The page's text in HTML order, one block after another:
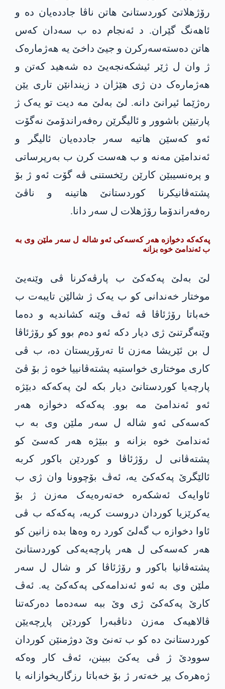
رۆژهلاتێ کوردستانێ هاتن ناڤا جاددەیان دە و
ئاهەنگ گێران. د ئەنجام دە ب سەدان کەس
هاتن دەستەسەرکرن و جیێ داخێ یە هەژمارەک
ژ وان ل ژێر ئیشکەنجەیێ دە شەهید کەتن و
هەژمارەک دن ژی هێژان د زیندانێن تاری یێن
رەژێما ئیرانێ دانە. لێ بەلێ مە دیت تو یەک ژ
پارتیێن باشوور و ئالیگرێن رەفەراندۆمێ نەگۆت
ئەو کەسێن هاتیە سەر جاددەیان ئالیگر و
ئەندامێن مەنە و ب هەست کرن ب بەرپرساتی
و پرەنسیبێن کارێن رێخستنی ڤە گۆت ئەو ژ بۆ
پشتەڤانیکرنا کوردستانێ هاتینە و ناڤێ
رەفەراندۆما رۆژهلات ل سەر دانا.
پەکەکە دخوازە هەر کەسەکی ئەو شالە ل سەر ملێن وی بە
ب ئەندامێ خوە بزانە
لێ بەلێ پەکەکێ ب پارڤەکرنا ڤی وێنەیێ
موختار خەندانی کو ب یەک ژ شالێن تایبەت ب
خەباتا رۆژئاڤا ڤە ئەڤ وێنە کشاندیە و دەما
وێنەگرتنێ ژی دیار دکە ئەو دەم بوو کو رۆژئاڤا
ل بن ئێریشا مەزن ئا تەرۆریستان دە، ب ڤی
کاری موختاری خواستیە پشتەڤانییا خوە ژ بۆ ڤێ
پارچەیا کوردستانێ دیار بکە لێ پەکەکە دبێژە
ئەو ئەندامێ مە بوو. پەکەکە دخوازە هەر
کەسەکی ئەو شالە ل سەر ملێن وی بە ب
ئەندامێ خوە بزانە و ببێژە هەر کەسێ کو
پشتەڤانی ل رۆژئاڤا و کوردێن باکور کربە
ئالێگرێ پەکەکێ یە، ئەڤ بۆچوونا وان ژی ب
ئاوایەک ئەشکەرە خەتەرەیەک مەزن ژ بۆ
یەکرێزیا کوردان دروست کریە، پەکەکە ب ڤی
ئاوا دخوازە ب گەلێ کورد رە وەها بدە زانین کو
هەر کەسەکی ل هەر پارچەیەکی کوردستانێ
پشتەڤانیا باکور و رۆژئاڤا کر و شال ل سەر
ملێن وی بە ئەو ئەندامەکی پەکەکێ یە. ئەڤ
کارێ پەکەکێ ژی وێ ببە سەدەما دەرکەتنا
ڤالاهیەک مەزن دناڤبەرا کوردێن پاڕچەیێن
کوردستانێ دە کو ب تەنێ وێ دوژمنێن کوردان
سوودێ ژ ڤی یەکێ ببینن، ئەڤ کار وەکە
ژەهرەک پڕ خەتەر ژ بۆ خەباتا رزگاریخوازانە یا